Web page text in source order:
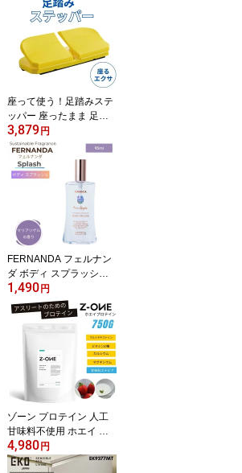
座って使う！足踏みステ
ッパー 座ったまま 足踏
み 足ふみ 足ぶみ マシン
器具 健康器具 高齢者 静
音 エクササイズ
3,879円
FERNANDA フェルナン
ダ ボディ スプラッシュ
マリアリゲル 95ml レデ
ィース 女性 コスメ ギフ
ト
1,490円
ゾーン プロテイン 人工
甘味料不使用 ホエイ ヨ
ーグルト ストロベリー 7
50g ZONE PROTEIN ア
4,980円